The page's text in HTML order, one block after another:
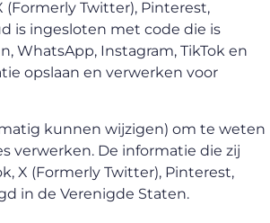
(Formerly Twitter), Pinterest,
is ingesloten met code die is
WhatsApp, Instagram, TikTok en
opslaan en verwerken voor
kunnen wijzigen) om te weten
verwerken. De informatie die zij
X (Formerly Twitter), Pinterest,
in de Verenigde Staten.